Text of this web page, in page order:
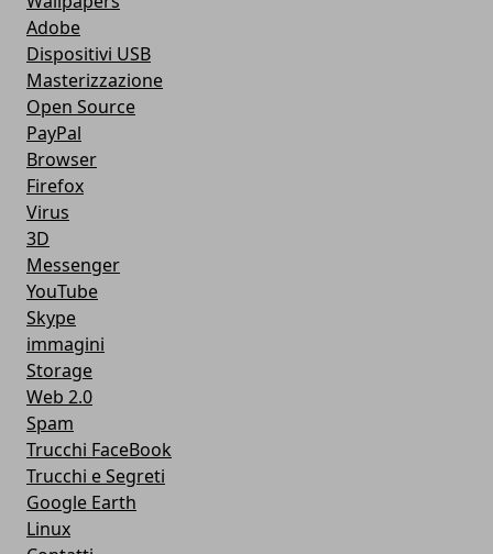
Adobe
Dispositivi USB
Masterizzazione
Open Source
PayPal
Browser
Firefox
Virus
3D
Messenger
YouTube
Skype
immagini
Storage
Web 2.0
Spam
Trucchi FaceBook
Trucchi e Segreti
Google Earth
Linux